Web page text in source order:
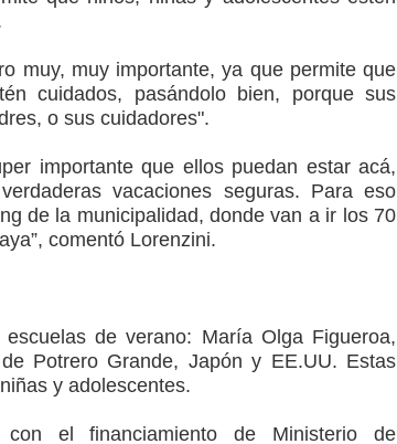
muy, muy importante, ya que permite que
cuidados, pasándolo bien, porque sus
o sus cuidadores".
importante que ellos puedan estar acá,
vacaciones seguras. Para eso
de la municipalidad, donde van a ir los 70
comentó Lorenzini.
de verano: María Olga Figueroa,
Potrero Grande, Japón y EE.UU. Estas
y adolescentes.
con el financiamiento de Ministerio de